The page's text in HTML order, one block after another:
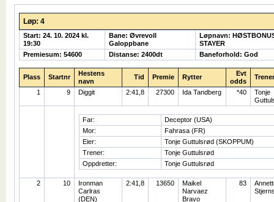
Løp: 4
Start: 24. 10. 2024 kl.
19:30
Bane: Øvrevoll
Galoppbane
Løpnavn:
STAYER
Premiesum: 54600
Distanse: 2400dt Baneforhold: God
Plass Startnr
Hestens
navn
Tid Premie Rytter
Evt
odds
Trener
1 9 Diggit 2:41,8 27300 Ida Tandberg *40
Tonje
Far:
Deceptor (USA)
Mor:
Fahrasa (FR)
Eier:
Tonje Guttulsrød (SKOPPUM)
Trener:
Tonje Guttulsrød
Oppdretter:
Tonje Guttulsrød
2 10
Ironman
Carlras
(DEN)
2:41,8 13650
Maikel
Narvaez
Bravo
83